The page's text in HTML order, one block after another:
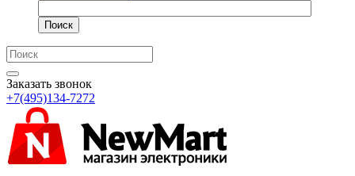
Поиск
Заказать звонок
+7(495)134-7272